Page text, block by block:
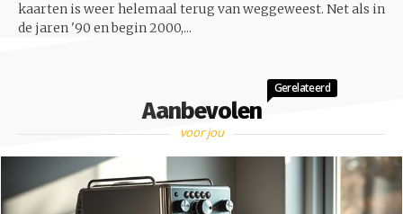
kaarten is weer helemaal terug van weggeweest. Net als in
de jaren '90 en begin 2000,...
Aanbevolen
Gerelateerd
voor jou